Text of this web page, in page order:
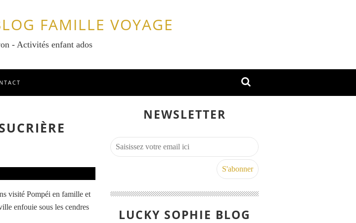
FAMILLE VOYAGE
- Activités enfant ados
visité Pompéi en famille et
enfouie sous les cendres
NEWSLETTER
LUCKY SOPHIE BLOG